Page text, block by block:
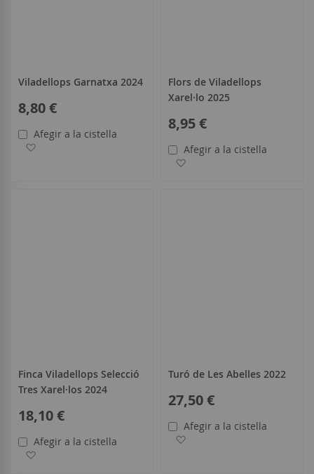
Viladellops Garnatxa 2024
8,80 €
Afegir a la cistella
Flors de Viladellops
Xarel·lo 2025
8,95 €
Afegir a la cistella
Finca Viladellops Selecció
Tres Xarel·los 2024
18,10 €
Afegir a la cistella
Turó de Les Abelles 2022
27,50 €
Afegir a la cistella